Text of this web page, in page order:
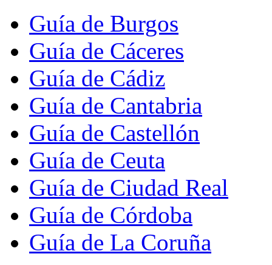
Guía de Burgos
Guía de Cáceres
Guía de Cádiz
Guía de Cantabria
Guía de Castellón
Guía de Ceuta
Guía de Ciudad Real
Guía de Córdoba
Guía de La Coruña